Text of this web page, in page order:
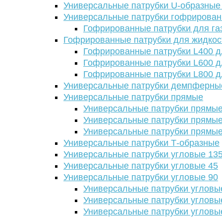
Универсальные патрубки U-
Универсальные патрубки
Гофрированные патрубки для
Гофрированные патрубки для
Гофрированные патрубки L400
Гофрированные патрубки L600
Гофрированные патрубки L800
Универсальные патрубки
Универсальные патрубки прямые
Универсальные патрубки
Универсальные патрубки
Универсальные патрубки
Универсальные патрубки Т-образные
Универсальные патрубки угловые
Универсальные патрубки угловые 45
Универсальные патрубки угловые 90
Универсальные патрубки
Универсальные патрубки
Универсальные патрубки